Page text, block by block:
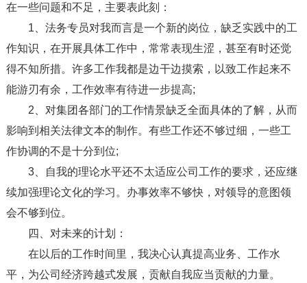
在一些问题和不足，主要表此刻：
1、法务专员对我而言是一个新的岗位，缺乏实践中的工
作知识，在开展具体工作中，常常表现生涩，甚至有时还觉
得不知所措。许多工作我都是边干边摸索，以致工作起来不
能游刃有余，工作效率有待进一步提高;
2、对集团各部门的工作情景缺乏全面具体的了解，从而
影响到相关法律文本的制作。有些工作还不够过细，一些工
作协调的不是十分到位;
3、自我的理论水平还不太适应公司工作的要求，还应继
续加强理论文化的学习。办事效率不够快，对领导的意图领
会不够到位。
四、对未来的计划：
在以后的工作时间里，我决心认真提高业务、工作水
平，为公司经济跨越式发展，贡献自我应当贡献的力量。